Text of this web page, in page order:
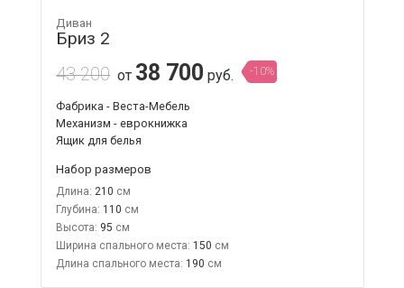
Диван
Бриз 2
43 200 от 38 700 руб. -10%
Фабрика - Веста-Мебель
Механизм - еврокнижка
Ящик для белья
Набор размеров
Длина: 210
Глубина: 110
Высота: 95
Ширина спального места: 150
Длина спального места: 190